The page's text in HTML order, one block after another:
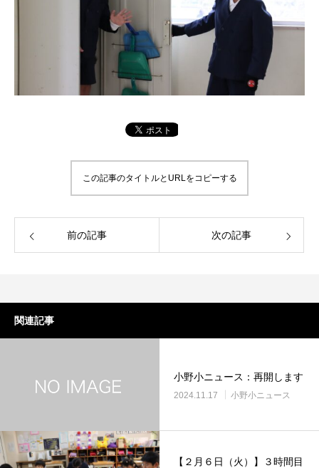
この記事のタイトルとURLをコピーする
前の記事 次の記事
関連記事
小野小ニュース：再開します
2024.11.17 小野小ニュース
【２月６日（火）】３時間目